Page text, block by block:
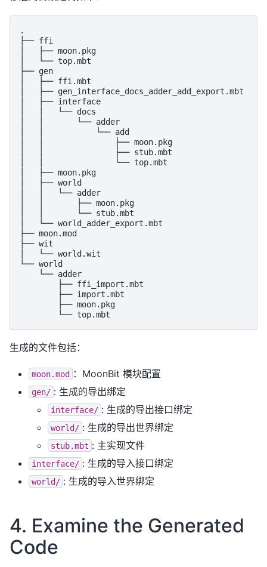
.
├── ffi
│   ├── moon.pkg
│   └── top.mbt
├── gen
│   ├── ffi.mbt
│   ├── gen_interface_docs_adder_add_export.mbt
│   ├── interface
│   │   └── docs
│   │       └── adder
│   │           └── add
│   │               ├── moon.pkg
│   │               ├── stub.mbt
│   │               └── top.mbt
│   ├── moon.pkg
│   ├── world
│   │   └── adder
│   │       ├── moon.pkg
│   │       └── stub.mbt
│   └── world_adder_export.mbt
├── moon.mod
├── wit
│   └── world.wit
└── world
    └── adder
        ├── ffi_import.mbt
        ├── import.mbt
        ├── moon.pkg
生成的文件包括：
moon.mod ：MoonBit 模块配置
gen/ : 生成的导出绑定
interface/ : 生成的导出接口绑定
world/ : 生成的导出世界绑定
stub.mbt : 主实现文件
interface/ : 生成的导入接口绑定
world/ : 生成的导入世界绑定
4. Examine the Generated
Code